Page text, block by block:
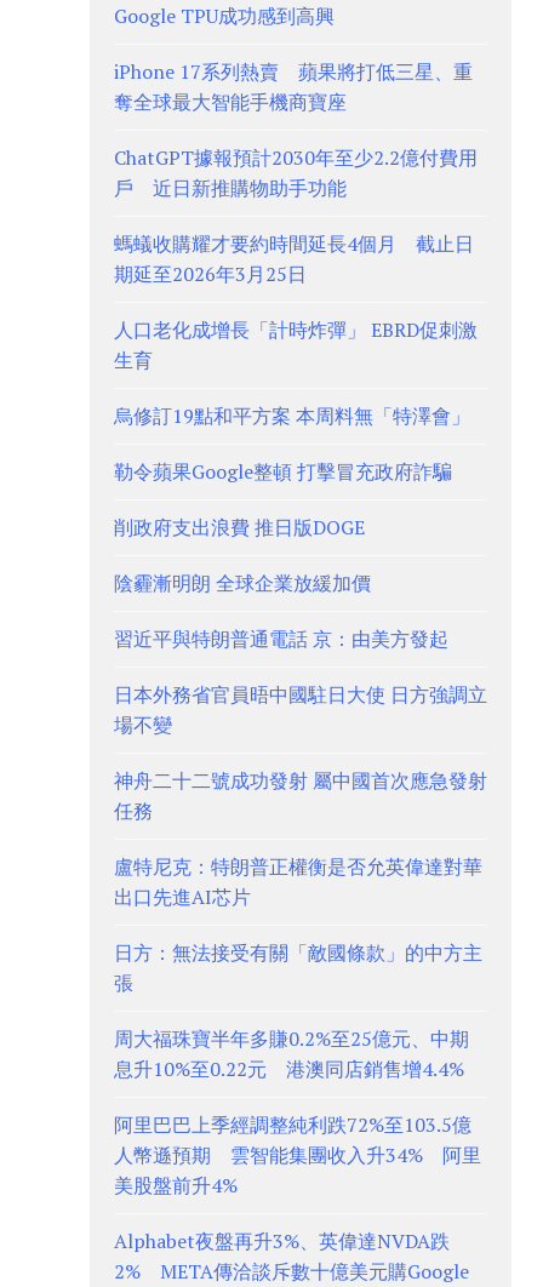
Google TPU成功感到高興
iPhone 17系列熱賣 蘋果將打低三星、重
奪全球最大智能手機商寶座
ChatGPT據報預計2030年至少2.2億付費用
戶 近日新推購物助手功能
螞蟻收購耀才要約時間延長4個月 截止日
期延至2026年3月25日
人口老化成增長「計時炸彈」 EBRD促刺激
生育
烏修訂19點和平方案 本周料無「特澤會」
勒令蘋果Google整頓 打擊冒充政府詐騙
削政府支出浪費 推日版DOGE
陰霾漸明朗 全球企業放緩加價
習近平與特朗普通電話 京：由美方發起
日本外務省官員晤中國駐日大使 日方強調立
場不變
神舟二十二號成功發射 屬中國首次應急發射
任務
盧特尼克：特朗普正權衡是否允英偉達對華
出口先進AI芯片
日方：無法接受有關「敵國條款」的中方主
張
周大福珠寶半年多賺0.2%至25億元、中期
息升10%至0.22元 港澳同店銷售增4.4%
阿里巴巴上季經調整純利跌72%至103.5億
人幣遜預期 雲智能集團收入升34% 阿里
美股盤前升4%
Alphabet夜盤再升3%、英偉達NVDA跌
2% META傳洽談斥數十億美元購Google